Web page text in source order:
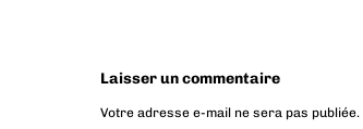
Laisser un commentaire
Votre adresse e-mail ne sera pas publiée.